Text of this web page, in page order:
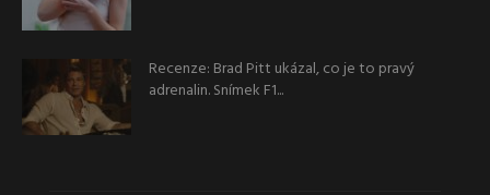
Recenze: Brad Pitt ukázal, co je to pravý
adrenalin. Snímek F1...